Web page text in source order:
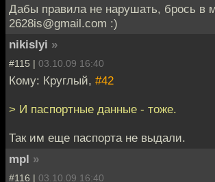
Дабы правила не нарушать, брось в
2628is@gmail.com :)
nikislyi »
#115 | 03.10.09 16:40
Кому: Круглый, #42
> И паспортные данные - тоже.
Так им еще паспорта не выдали.
mpl »
#116 | 03.10.09 16:40